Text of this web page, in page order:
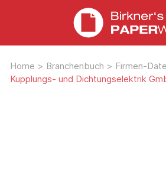
Home > Branchenbuch > Firmen-
Kupplungs- und Dichtungselektrik